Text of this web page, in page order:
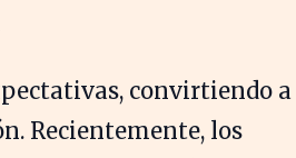
convirtiendo a
Recientemente, los